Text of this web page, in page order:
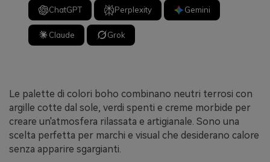
ChatGPT Perplexity Gemini
Claude Grok
Le palette di colori boho combinano neutri terrosi con
argille cotte dal sole, verdi spenti e creme morbide per
creare un'atmosfera rilassata e artigianale. Sono una
scelta perfetta per marchi e visual che desiderano calore
senza apparire sgargianti.